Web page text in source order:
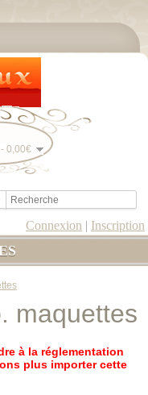
0,00€
Connexion | Inscription
maquettes
à la réglementation
plus importer cette